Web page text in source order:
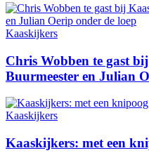
Kaaskijkers
Chris Wobben te gast
Buurmeester en Julian
Kaaskijkers
Kaaskijkers: met een